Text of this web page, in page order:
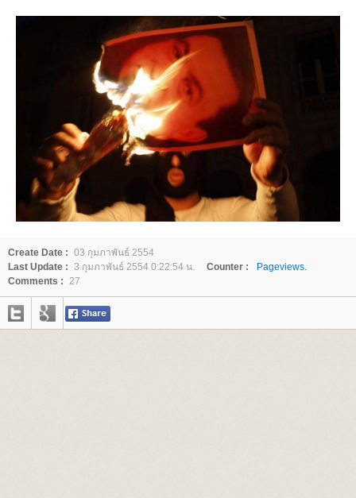
Create Date : 03 กุมภาพันธ์ 2554
Last Update : 3 กุมภาพันธ์ 2554 0:22:54 น. Counter :
Pageviews.
Comments : 27